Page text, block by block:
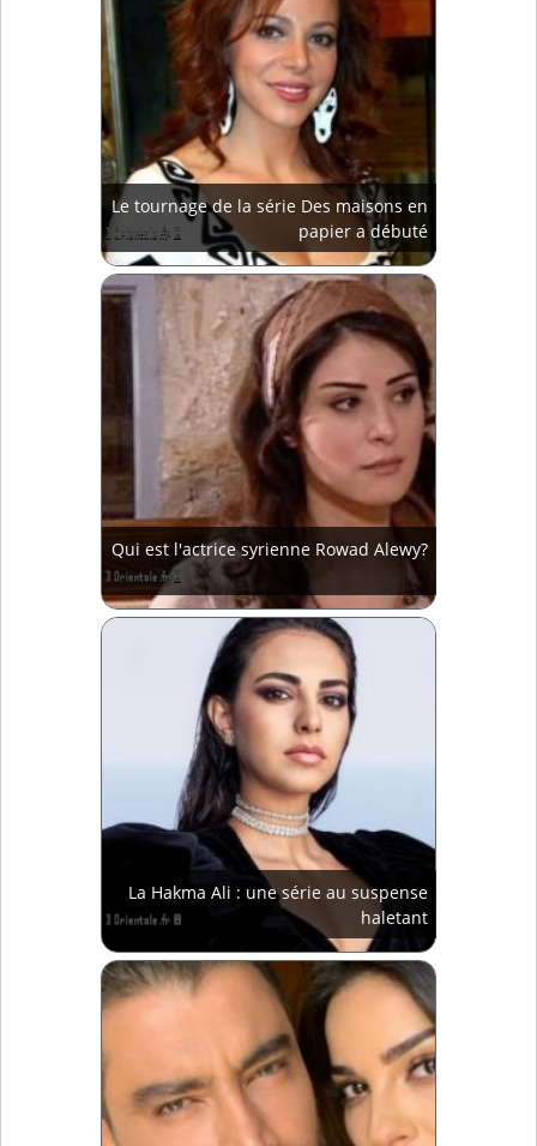
Le tournage de la série Des maisons en
papier a débuté
Qui est l'actrice syrienne Rowad Alewy?
La Hakma Ali : une série au suspense
haletant